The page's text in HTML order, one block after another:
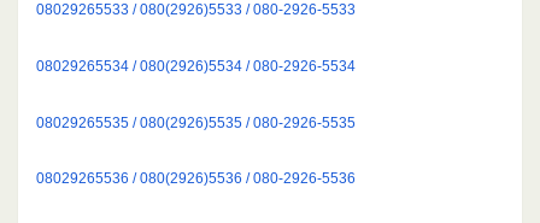
08029265533 / 080(2926)5533 / 080-2926-5533
08029265534 / 080(2926)5534 / 080-2926-5534
08029265535 / 080(2926)5535 / 080-2926-5535
08029265536 / 080(2926)5536 / 080-2926-5536